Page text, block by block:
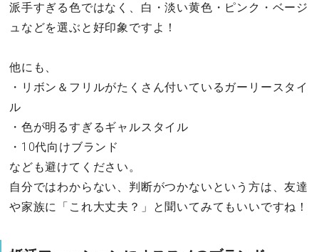
派手すぎる色ではなく、白・淡い黄色・ピンク・ベージ
ュなどを選ぶと好印象ですよ！
他にも、
・リボン＆フリルがたくさん付いているガーリースタイ
ル
・色が明るすぎるギャルスタイル
・10代向けブランド
なども避けてください。
自分ではわからない、判断がつかないという方は、友達
や家族に「これ大丈夫？」と聞いてみてもいいですね！